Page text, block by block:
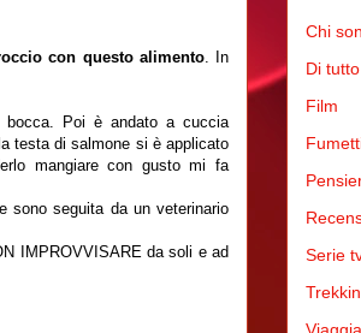
con questo alimento. In
Poi è andato a cuccia
testa di salmone si è applicato
mangiare con gusto mi fa
sono seguita da un veterinario
IMPROVVISARE da soli e ad
Chi
Di
Film
Serie